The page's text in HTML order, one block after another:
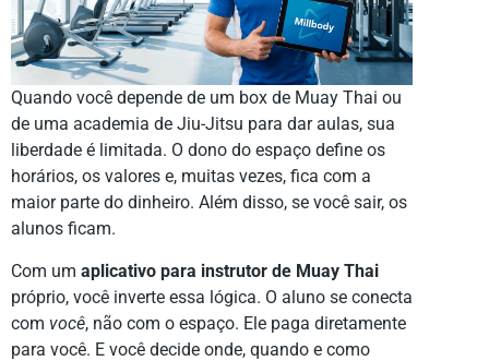
Quando você depende de um box de Muay Thai ou
de uma academia de Jiu-Jitsu para dar aulas, sua
liberdade é limitada. O dono do espaço define os
horários, os valores e, muitas vezes, fica com a
maior parte do dinheiro. Além disso, se você sair, os
alunos ficam.
Com um aplicativo para instrutor de Muay Thai
próprio, você inverte essa lógica. O aluno se conecta
com você, não com o espaço. Ele paga diretamente
para você. E você decide onde, quando e como